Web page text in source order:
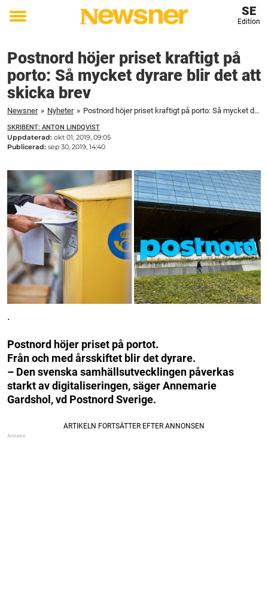
Toggle
SE
Edition
Postnord höjer priset kraftigt på
porto: Så mycket dyrare blir det att
skicka brev
Newsner » Nyheter » Postnord höjer priset kraftigt på porto: Så mycket dyrare blir det att skicka brev
SKRIBENT: ANTON LINDQVIST
Uppdaterad: okt 01, 2019, 09:05
Publicerad: sep 30, 2019, 14:40
.
Postnord höjer priset på portot.
Från och med årsskiftet blir det dyrare.
– Den svenska samhällsutvecklingen påverkas
starkt av digitaliseringen, säger Annemarie
Gardshol, vd Postnord Sverige.